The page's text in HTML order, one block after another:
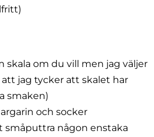
skala om du vill men jag väljer
jag tycker att skalet har
smaken)
och socker
småputtra någon enstaka